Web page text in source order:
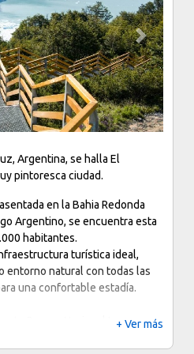
Next
Argentina, se halla El
pintoresca ciudad.
en la Bahia Redonda
Argentino, se encuentra esta
habitantes.
turística ideal,
entorno natural con todas las
una confortable estadía.
Parque Nacional Los+ Ver más